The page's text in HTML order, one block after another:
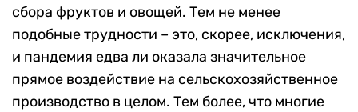
сбора фруктов и овощей. Тем не менее
подобные трудности – это, скорее, исключения,
и пандемия едва ли оказала значительное
прямое воздействие на сельскохозяйственное
производство в целом. Тем более, что многие